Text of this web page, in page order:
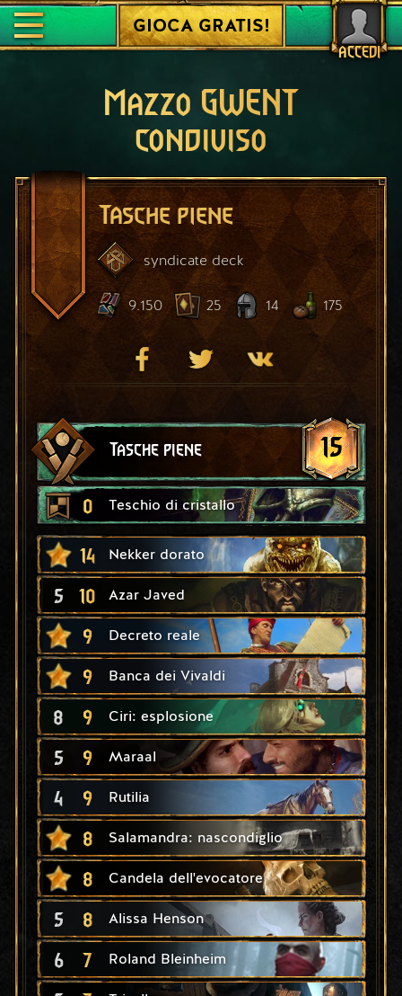
ACCEDI
GIOCA GRATIS!
Mazzo GWENT
condiviso
Tasche piene
syndicate deck
9.150 25 14 175
Tasche piene 15
0 Teschio di cristallo
14 Nekker dorato
5 10 Azar Javed
9 Decreto reale
9 Banca dei Vivaldi
8 9 Ciri: esplosione
5 9 Maraal
4 9 Rutilia
8 Salamandra: nascondiglio
8 Candela dell'evocatore
5 8 Alissa Henson
6 7 Roland Bleinheim